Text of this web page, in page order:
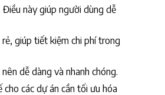
này giúp người dùng dễ
giúp tiết kiệm chi phí trong
dễ dàng và nhanh chóng.
các dự án cần tối ưu hóa